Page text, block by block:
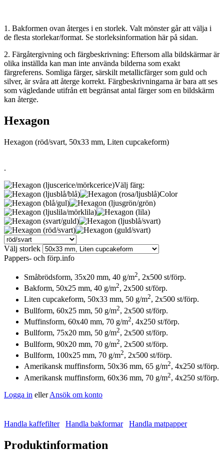
1. Bakformen ovan återges i en storlek. Valt mönster går att välja i
de flesta storlekar/format. Se storleksinformation här på sidan.
2. Färgåtergivning och färgbeskrivning: Eftersom alla bildskärmar är
olika inställda kan man inte använda bilderna som exakt
färgreferens. Somliga färger, särskilt metallicfärger som guld och
silver, är svåra att återge korrekt. Färgbeskrivningarna är bara att ses
som vägledande utifrån ett begränsat antal färger som en bildskärm
kan återge.
Hexagon
Hexagon (röd/svart, 50x33 mm, Liten cupcakeform)
.
Välj färg:
Color
Välj storlek
Pappers- och förp.info
Småbrödsform, 35x20 mm, 40 g/m2, 2x500 st/förp.
Bakform, 50x25 mm, 40 g/m2, 2x500 st/förp.
Liten cupcakeform, 50x33 mm, 50 g/m2, 2x500 st/förp.
Bullform, 60x25 mm, 50 g/m2, 2x500 st/förp.
Muffinsform, 60x40 mm, 70 g/m2, 4x250 st/förp.
Bullform, 75x20 mm, 50 g/m2, 2x500 st/förp.
Bullform, 90x20 mm, 70 g/m2, 2x500 st/förp.
Bullform, 100x25 mm, 70 g/m2, 2x500 st/förp.
Amerikansk muffinsform, 50x36 mm, 65 g/m2, 4x250 st/förp.
Amerikansk muffinsform, 60x36 mm, 70 g/m2, 4x250 st/förp.
Logga in ellerAnsök om konto
Handla kaffefilter Handla bakformar Handla matpapper
Produktinformation